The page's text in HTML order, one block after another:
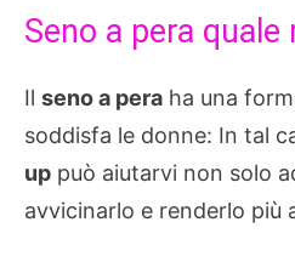
Seno a pera quale
Il seno a pera ha una
soddisfa le donne: In tal
up può aiutarvi non solo
avvicinarlo e renderlo più